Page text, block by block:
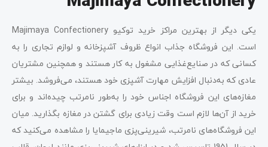
یکی دیگر از بهترین مراکز خرید توکیو Majimaya Confectionery
است. این فروشگاه جذاب انواع ظروف آشپزخانه و لوازم تجاری را به
کسانی که در صنایع‌غذایی مشغول به کار هستند و همچنین مشتریان
عادی که به‌دنبال افزایش مهارت آشپزی خود هستند، می‌فروشد. بیشتر
مغازه‌های این فروشگاه اجناس خود را به‌طور نامرتب چیده‌اند و برای
خرید از آن‌ها لازم است وقت زیادی برای گشتن در مغازه بگذارید. میان
این فروشگاه‌های نامرتب، شیرینی‌پزی ماجیمایا را مشاهده می‌کنید که